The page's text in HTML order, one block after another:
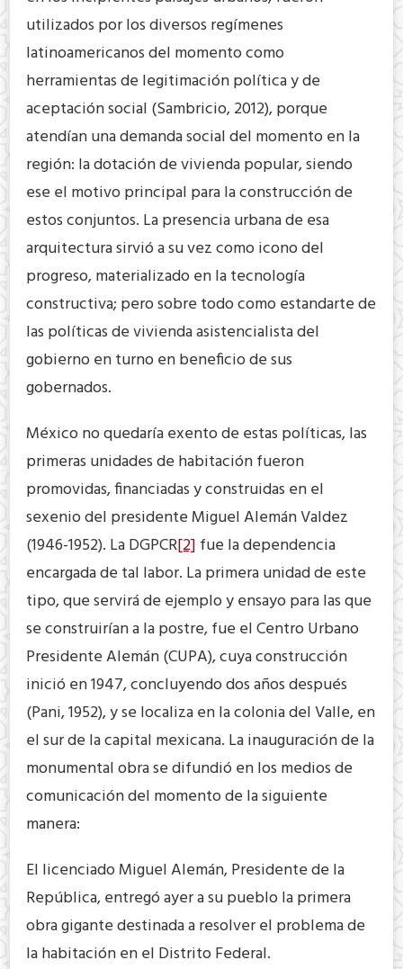
utilizados por los diversos regímenes
latinoamericanos del momento como
herramientas de legitimación política y de
aceptación social (Sambricio, 2012), porque
atendían una demanda social del momento en la
región: la dotación de vivienda popular, siendo
ese el motivo principal para la construcción de
estos conjuntos. La presencia urbana de esa
arquitectura sirvió a su vez como icono del
progreso, materializado en la tecnología
constructiva; pero sobre todo como estandarte de
las políticas de vivienda asistencialista del
gobierno en turno en beneficio de sus
gobernados.
México no quedaría exento de estas políticas, las
primeras unidades de habitación fueron
promovidas, financiadas y construidas en el
sexenio del presidente Miguel Alemán Valdez
(1946-1952). La DGPCR[2] fue la dependencia
encargada de tal labor. La primera unidad de este
tipo, que servirá de ejemplo y ensayo para las que
se construirían a la postre, fue el Centro Urbano
Presidente Alemán (CUPA), cuya construcción
inició en 1947, concluyendo dos años después
(Pani, 1952), y se localiza en la colonia del Valle, en
el sur de la capital mexicana. La inauguración de la
monumental obra se difundió en los medios de
comunicación del momento de la siguiente
manera:
El licenciado Miguel Alemán, Presidente de la
República, entregó ayer a su pueblo la primera
obra gigante destinada a resolver el problema de
la habitación en el Distrito Federal.